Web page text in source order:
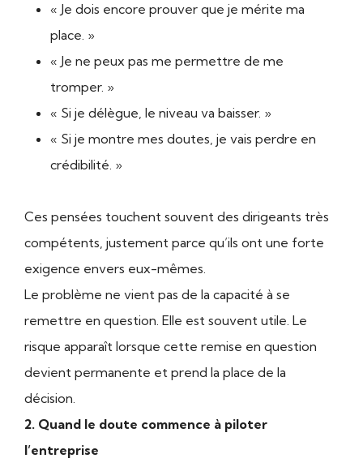
« Je dois encore prouver que je mérite ma
place. »
« Je ne peux pas me permettre de me
tromper. »
« Si je délègue, le niveau va baisser. »
« Si je montre mes doutes, je vais perdre en
crédibilité. »
Ces pensées touchent souvent des dirigeants très
compétents, justement parce qu’ils ont une forte
exigence envers eux-mêmes.
Le problème ne vient pas de la capacité à se
remettre en question. Elle est souvent utile. Le
risque apparaît lorsque cette remise en question
devient permanente et prend la place de la
décision.
2. Quand le doute commence à piloter
l’entreprise